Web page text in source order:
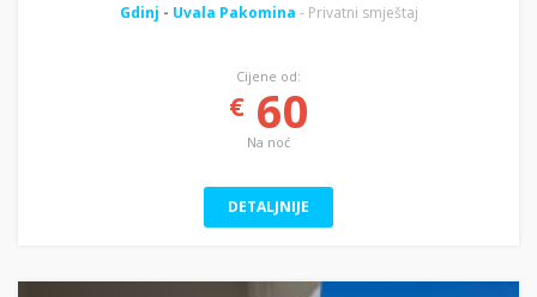
Gdinj - Uvala Pakomina - Privatni smještaj
Cijene od:
€60
Na noć
DETALJNIJE